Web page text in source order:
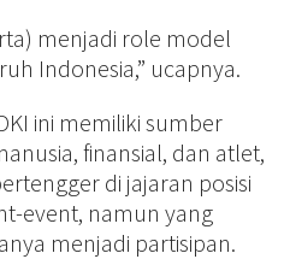
menjadi role model
Indonesia,” ucapnya.
ini memiliki sumber
finansial, dan atlet,
di jajaran posisi
event, namun yang
menjadi partisipan.